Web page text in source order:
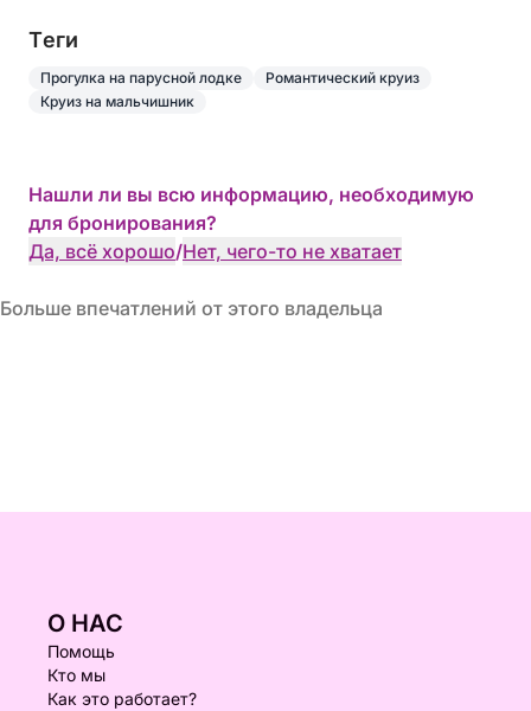
Tеги
Прогулка на парусной лодке
Романтический круиз
Круиз на мальчишник
Нашли ли вы всю информацию, необходимую
для бронирования?
Да, всё хорошо/Нет, чего-то не хватает
Больше впечатлений от этого владельца
О НАС
Помощь
Кто мы
Как это работает?